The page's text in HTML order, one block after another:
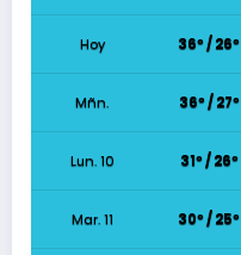
Hoy 36º / 26º
Mñn. 36º / 27º
Lun. 10 31º / 26º
Mar. 11 30º / 25º